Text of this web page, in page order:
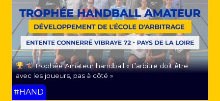
Trophée Amateur handball « L’arbitre doit être
avec les joueurs, pas à côté »
#HAND